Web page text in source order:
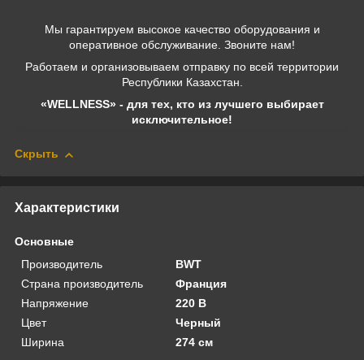
Мы гарантируем высокое качество оборудования и
оперативное обслуживание. Звоните нам!
Работаем и организовываем отправку по всей территории
Республики Казахстан.
«WELLNESS» - для тех, кто из лучшего выбирает
исключительное!
Скрыть
Характеристики
Основные
Производитель
BWT
Страна производитель
Франция
Напряжение
220 В
Цвет
Черный
Ширина
274 см